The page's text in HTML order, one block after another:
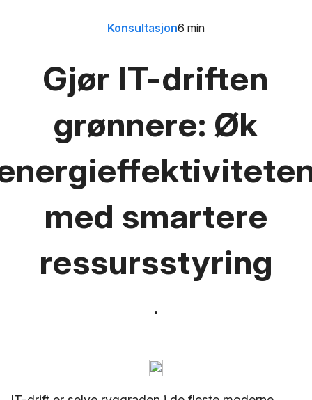
Gjør IT-driften
grønnere: Øk
med smartere
ressursstyring
Konsultasjon6 min